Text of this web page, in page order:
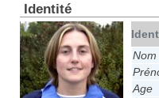
Identité
Nom
Age